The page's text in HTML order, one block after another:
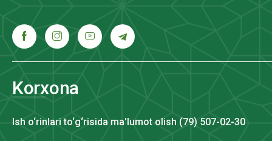
Korxona
Ish o‘rinlari to‘g‘risida ma'lumot olish (79) 507-02-30